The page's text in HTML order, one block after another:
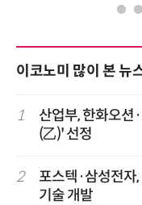
이코노미 많이 본 뉴
1
산업부, 한화오션
(乙)' 선정
2
포스텍·삼성전자
기술 개발